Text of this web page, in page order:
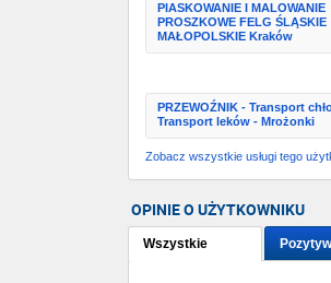
PIASKOWANIE I MALOWANIE
PROSZKOWE FELG ŚLĄSKIE
MAŁOPOLSKIE Kraków
PRZEWOŹNIK - Transport
Transport leków - Mrożonki
Zobacz wszystkie usługi tego
OPINIE O UŻYTKOWNIKU
Wszystkie